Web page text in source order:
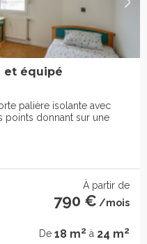
et équipé
palière isolante avec
points donnant sur une
À partir de
790 € /mois
De 18 m2 à 24 m2